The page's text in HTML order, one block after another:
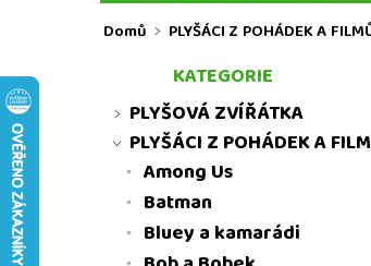
PLYŠOVÉ KLÍČENKY
MNOŽSTEVNÍ SLEVY
Domů PLYŠÁCI Z POHÁDEK A
KATEGORIE
PLYŠOVÁ ZVÍŘÁTKA
PLYŠÁCI Z POHÁDEK A
Among Us
Batman
Bluey a kamarádi